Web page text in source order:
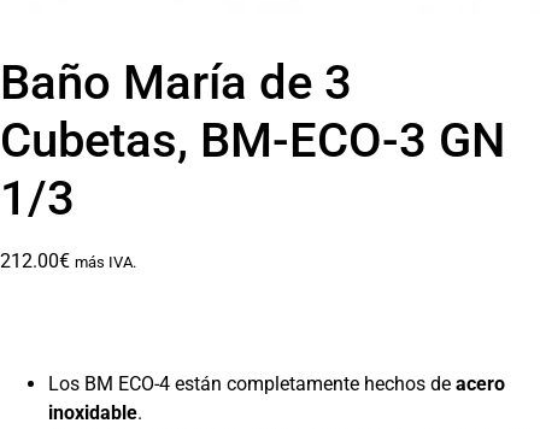
Baño María de 3
Cubetas, BM-ECO-3 GN
1/3
212.00€ más IVA.
Los BM ECO-4 están completamente hechos de acero
inoxidable.